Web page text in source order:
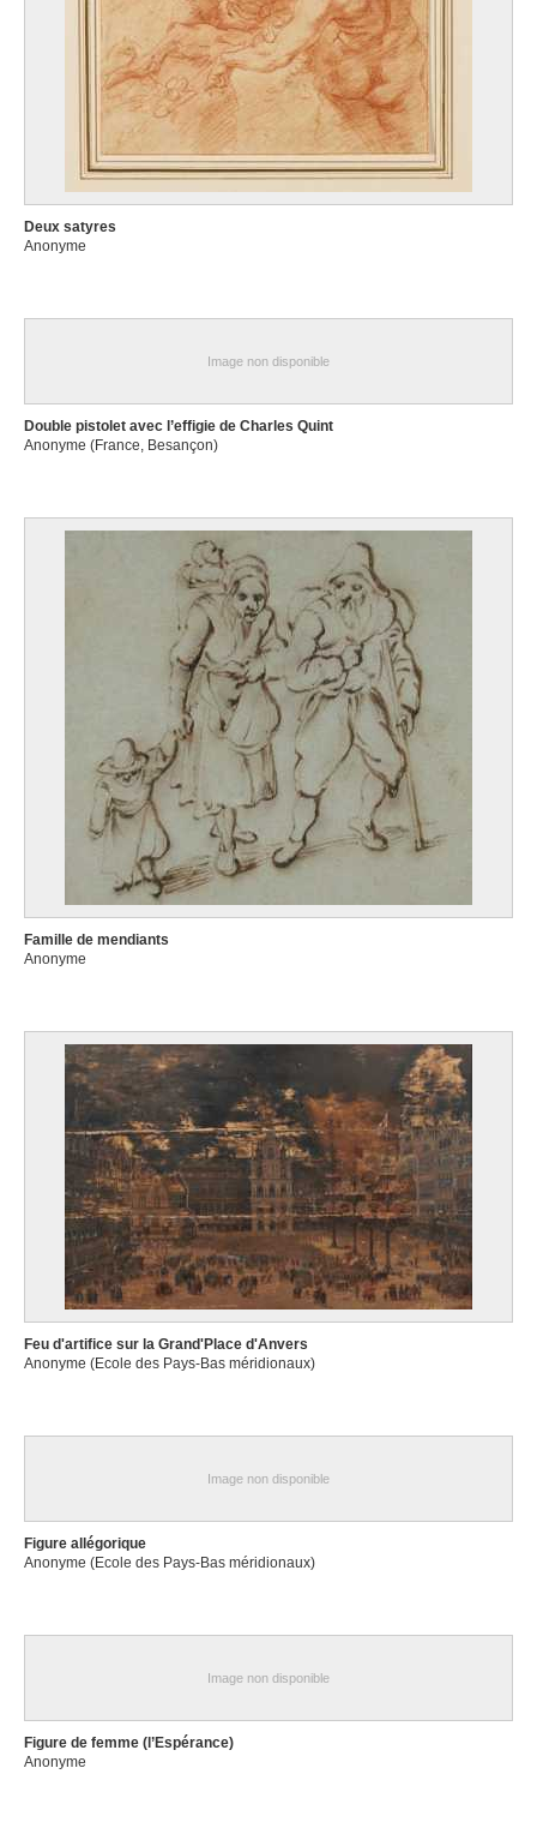
Deux satyres
Anonyme
Image non disponible
Double pistolet avec l’effigie de Charles Quint
Anonyme (France, Besançon)
Famille de mendiants
Anonyme
Feu d'artifice sur la Grand'Place d'Anvers
Anonyme (Ecole des Pays-Bas méridionaux)
Image non disponible
Figure allégorique
Anonyme (Ecole des Pays-Bas méridionaux)
Image non disponible
Figure de femme (l’Espérance)
Anonyme